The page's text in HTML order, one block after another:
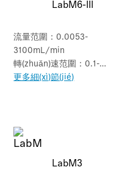
LabM6-III
流量范圍：0.0053-
3100mL/min
轉(zhuǎn)速范圍：0.1-
600rpm
更多細(xì)節(jié)
LabM3